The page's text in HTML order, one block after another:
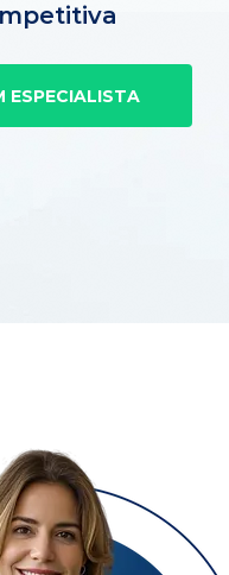
ESPECIALISTA